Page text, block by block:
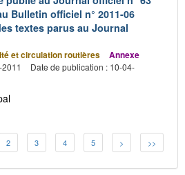
Bulletin officiel n° 2011-06
textes parus au Journal
et circulation routières Annexe
Date de publication : 10-04-
2 3 4 5 > >>